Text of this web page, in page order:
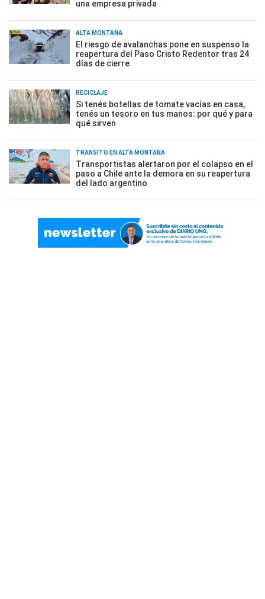
una empresa privada
ALTA MONTAÑA
El riesgo de avalanchas pone en suspenso la
reapertura del Paso Cristo Redentor tras 24
días de cierre
RECICLAJE
Si tenés botellas de tomate vacías en casa,
tenés un tesoro en tus manos: por qué y para
qué sirven
TRÁNSITO EN ALTA MONTAÑA
Transportistas alertaron por el colapso en el
paso a Chile ante la demora en su reapertura
del lado argentino